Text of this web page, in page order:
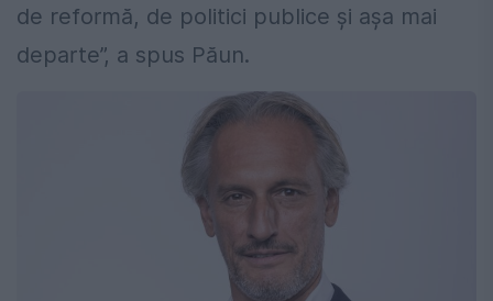
de reformă, de politici publice și așa mai
departe”, a spus Păun.